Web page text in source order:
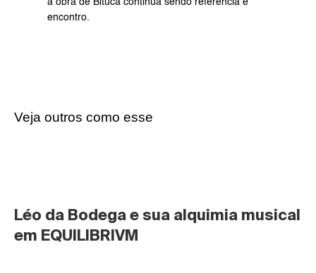
a obra de Bituca continua sendo referência e
encontro.
Veja outros como esse
Léo da Bodega e sua alquimia musical
em EQUILIBRIVM